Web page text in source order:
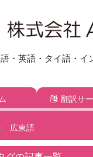
・英語・タイ語・
翻訳サ
広東語